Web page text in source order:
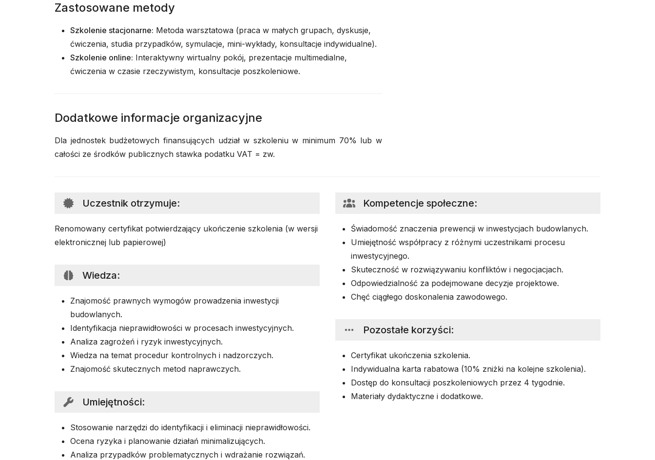
Zastosowane metody
Szkolenie stacjonarne: Metoda warsztatowa (praca w małych grupach, dyskusje,
ćwiczenia, studia przypadków, symulacje, mini-wykłady, konsultacje indywidualne).
Szkolenie online: Interaktywny wirtualny pokój, prezentacje multimedialne,
ćwiczenia w czasie rzeczywistym, konsultacje poszkoleniowe.
Dodatkowe informacje organizacyjne
Dla jednostek budżetowych finansujących udział w szkoleniu w minimum 70% lub w
całości ze środków publicznych stawka podatku VAT = zw.
Uczestnik otrzymuje:
Renomowany certyfikat potwierdzający ukończenie szkolenia (w wersji
elektronicznej lub papierowej)
Wiedza:
Znajomość prawnych wymogów prowadzenia inwestycji
budowlanych.
Identyfikacja nieprawidłowości w procesach inwestycyjnych.
Analiza zagrożeń i ryzyk inwestycyjnych.
Wiedza na temat procedur kontrolnych i nadzorczych.
Znajomość skutecznych metod naprawczych.
Umiejętności:
Stosowanie narzędzi do identyfikacji i eliminacji nieprawidłowości.
Ocena ryzyka i planowanie działań minimalizujących.
Analiza przypadków problematycznych i wdrażanie rozwiązań.
Kompetencje społeczne:
Świadomość znaczenia prewencji w inwestycjach budowlanych.
Umiejętność współpracy z różnymi uczestnikami procesu
inwestycyjnego.
Skuteczność w rozwiązywaniu konfliktów i negocjacjach.
Odpowiedzialność za podejmowane decyzje projektowe.
Chęć ciągłego doskonalenia zawodowego.
Pozostałe korzyści:
Certyfikat ukończenia szkolenia.
Indywidualna karta rabatowa (10% zniżki na kolejne szkolenia).
Dostęp do konsultacji poszkoleniowych przez 4 tygodnie.
Materiały dydaktyczne i dodatkowe.